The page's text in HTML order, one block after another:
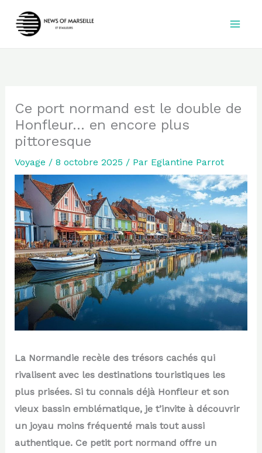
Ce port normand est le double de
Honfleur… en encore plus
pittoresque
Voyage / 8 octobre 2025 / Par Eglantine Parrot
La Normandie recèle des trésors cachés qui
rivalisent avec les destinations touristiques les
plus prisées. Si tu connais déjà Honfleur et son
vieux bassin emblématique, je t’invite à découvrir
un joyau moins fréquenté mais tout aussi
authentique. Ce petit port normand offre un